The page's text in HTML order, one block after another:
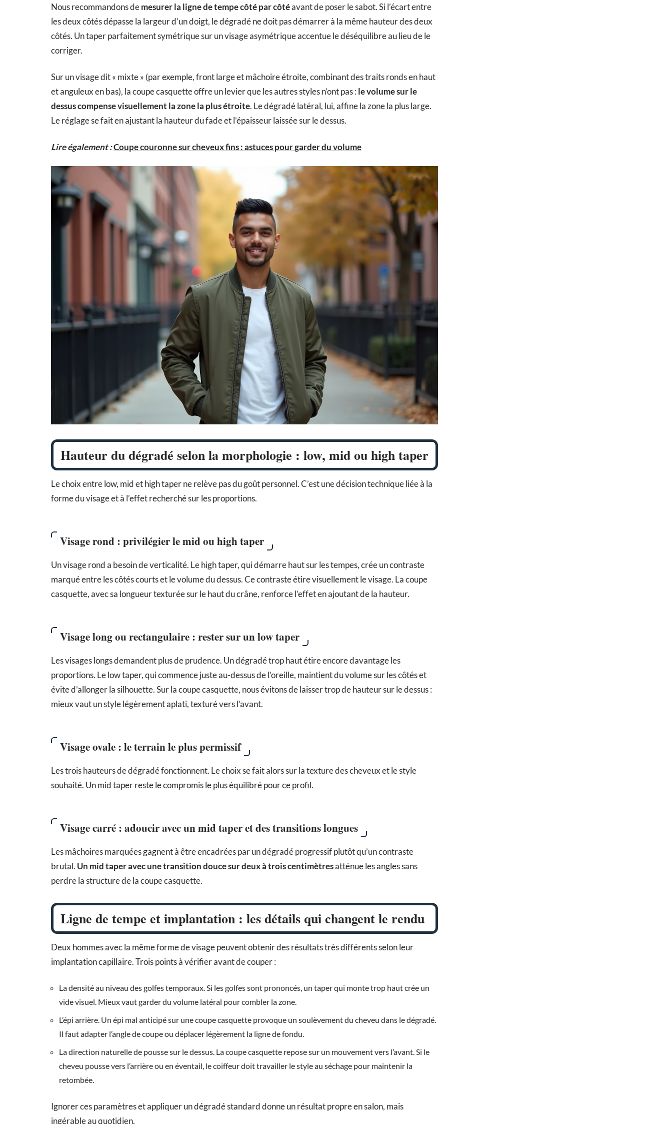
Nous recommandons demesurer la ligne de tempe côté par côtéavant de poser le sabot. Si l’écart entre
les deux côtés dépasse la largeur d’un doigt, le dégradé ne doit pas démarrer à la même hauteur des deux
côtés. Un taper parfaitement symétrique sur un visage asymétrique accentue le déséquilibre au lieu de le
corriger.
Sur un visage dit « mixte » (par exemple, front large et mâchoire étroite, combinant des traits ronds en haut
et anguleux en bas), la coupe casquette offre un levier que les autres styles n’ont pas : le volume sur le
dessus compense visuellement la zone la plus étroite. Le dégradé latéral, lui, affine la zone la plus large.
Le réglage se fait en ajustant la hauteur du fade et l’épaisseur laissée sur le dessus.
Lire également :Coupe couronne sur cheveux fins : astuces pour garder du volume
Hauteur du dégradé selon la morphologie : low, mid ou high taper
Le choix entre low, mid et high taper ne relève pas du goût personnel. C’est une décision technique liée à la
forme du visage et à l’effet recherché sur les proportions.
Visage rond : privilégier le mid ou high taper
Un visage rond a besoin de verticalité. Le high taper, qui démarre haut sur les tempes, crée un contraste
marqué entre les côtés courts et le volume du dessus. Ce contraste étire visuellement le visage. La coupe
casquette, avec sa longueur texturée sur le haut du crâne, renforce l’effet en ajoutant de la hauteur.
Visage long ou rectangulaire : rester sur un low taper
Les visages longs demandent plus de prudence. Un dégradé trop haut étire encore davantage les
proportions. Le low taper, qui commence juste au-dessus de l’oreille, maintient du volume sur les côtés et
évite d’allonger la silhouette. Sur la coupe casquette, nous évitons de laisser trop de hauteur sur le dessus :
mieux vaut un style légèrement aplati, texturé vers l’avant.
Visage ovale : le terrain le plus permissif
Les trois hauteurs de dégradé fonctionnent. Le choix se fait alors sur la texture des cheveux et le style
souhaité. Un mid taper reste le compromis le plus équilibré pour ce profil.
Visage carré : adoucir avec un mid taper et des transitions longues
Les mâchoires marquées gagnent à être encadrées par un dégradé progressif plutôt qu’un contraste
brutal. Un mid taper avec une transition douce sur deux à trois centimètresatténue les angles sans
perdre la structure de la coupe casquette.
Ligne de tempe et implantation : les détails qui changent le rendu
Deux hommes avec la même forme de visage peuvent obtenir des résultats très différents selon leur
implantation capillaire. Trois points à vérifier avant de couper :
La densité au niveau des golfes temporaux. Si les golfes sont prononcés, un taper qui monte trop haut crée un
vide visuel. Mieux vaut garder du volume latéral pour combler la zone.
L’épi arrière. Un épi mal anticipé sur une coupe casquette provoque un soulèvement du cheveu dans le dégradé.
Il faut adapter l’angle de coupe ou déplacer légèrement la ligne de fondu.
La direction naturelle de pousse sur le dessus. La coupe casquette repose sur un mouvement vers l’avant. Si le
cheveu pousse vers l’arrière ou en éventail, le coiffeur doit travailler le style au séchage pour maintenir la
retombée.
Ignorer ces paramètres et appliquer un dégradé standard donne un résultat propre en salon, mais
ingérable au quotidien.